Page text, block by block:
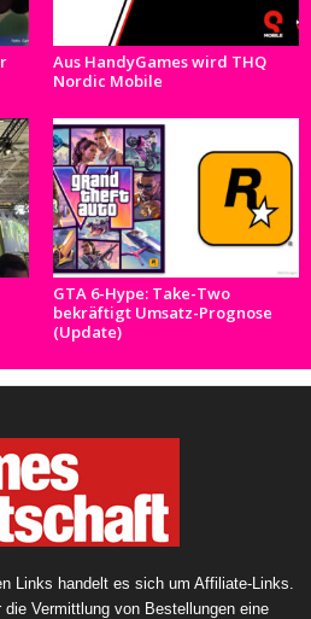
Aus HandyGames wird THQ
Nordic Mobile
GTA 6-Hype: Take-Two
bekräftigt Umsatz-Prognose
(Update)
Links handelt es sich um Affiliate-Links.
Vermittlung von Bestellungen eine